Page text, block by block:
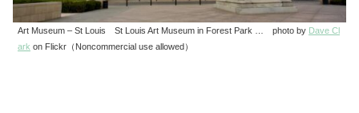
Art Museum – St Louis St Louis Art Museum in Forest Park … photo by Dave Cl
ark on Flickr（Noncommercial use allowed）